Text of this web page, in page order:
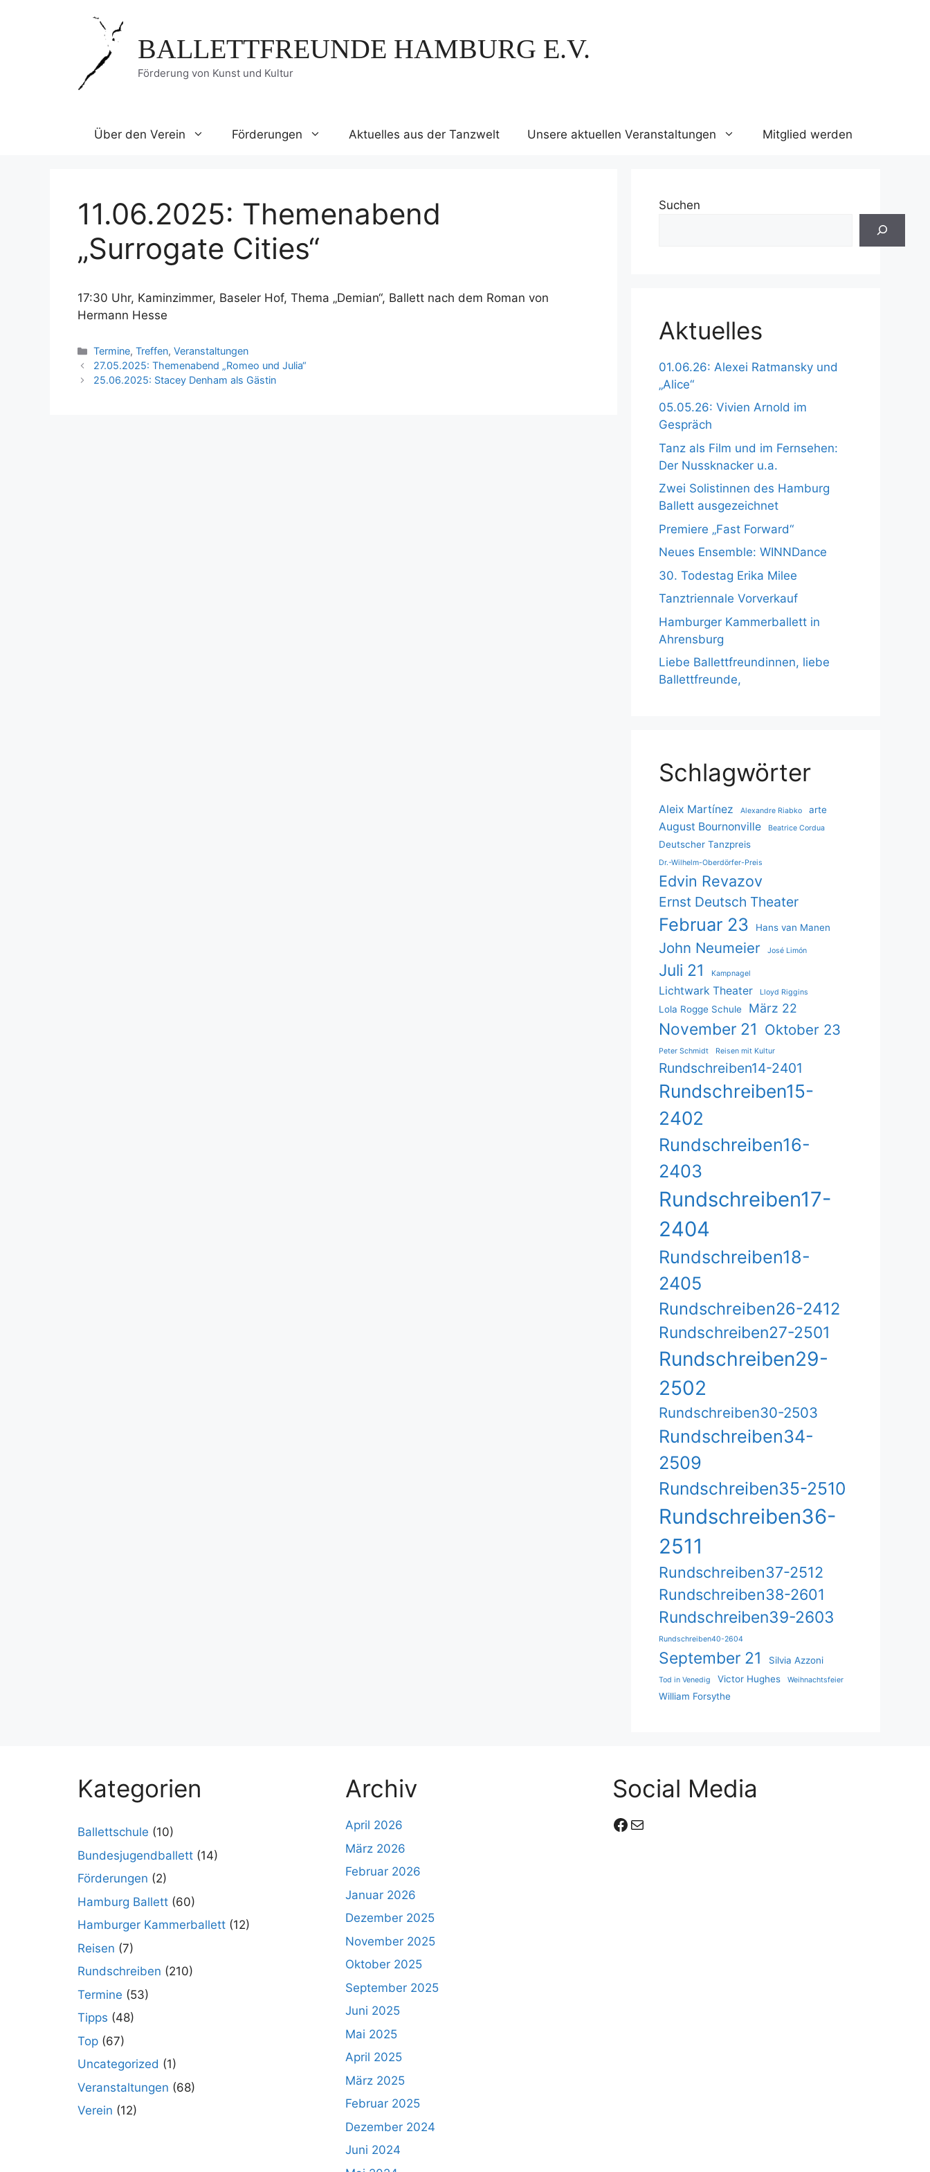
BALLETTFREUNDE HAMBURG E.V.
Förderung von Kunst und Kultur
Über den Verein Förderungen Aktuelles aus der Tanzwelt Unsere aktuellen Veranstaltungen Mitglied werden
11.06.2025: Themenabend
„Surrogate Cities“
17:30 Uhr, Kaminzimmer, Baseler Hof, Thema „Demian“, Ballett nach dem Roman von
Hermann Hesse
Kategorien
Termine,Treffen,Veranstaltungen
27.05.2025: Themenabend „Romeo und Julia“
25.06.2025: Stacey Denham als Gästin
Suchen
Aktuelles
01.06.26: Alexei Ratmansky und
„Alice“
05.05.26: Vivien Arnold im
Gespräch
Tanz als Film und im Fernsehen:
Der Nussknacker u.a.
Zwei Solistinnen des Hamburg
Ballett ausgezeichnet
Premiere „Fast Forward“
Neues Ensemble: WINNDance
30. Todestag Erika Milee
Tanztriennale Vorverkauf
Hamburger Kammerballett in
Ahrensburg
Liebe Ballettfreundinnen, liebe
Ballettfreunde,
Schlagwörter
Aleix Martínez Alexandre Riabko arte
August Bournonville Beatrice Cordua
Deutscher Tanzpreis
Dr.-Wilhelm-Oberdörfer-Preis
Edvin Revazov
Ernst Deutsch Theater
Februar 23 Hans van Manen
John Neumeier José Limón
Juli 21 Kampnagel
Lichtwark Theater Lloyd Riggins
Lola Rogge Schule März 22
November 21 Oktober 23
Peter Schmidt Reisen mit Kultur
Rundschreiben14-2401
Rundschreiben15-
2402
Rundschreiben16-
2403
Rundschreiben17-
2404
Rundschreiben18-
2405
Rundschreiben26-2412
Rundschreiben27-2501
Rundschreiben29-
2502
Rundschreiben30-2503
Rundschreiben34-
2509
Rundschreiben35-2510
Rundschreiben36-
2511
Rundschreiben37-2512
Rundschreiben38-2601
Rundschreiben39-2603
Rundschreiben40-2604
September 21 Silvia Azzoni
Tod in Venedig Victor Hughes Weihnachtsfeier
William Forsythe
Kategorien
Ballettschule (10)
Bundesjugendballett (14)
Förderungen (2)
Hamburg Ballett (60)
Hamburger Kammerballett (12)
Reisen (7)
Rundschreiben (210)
Termine (53)
Tipps (48)
Top (67)
Uncategorized (1)
Veranstaltungen (68)
Verein (12)
Archiv
April 2026
März 2026
Februar 2026
Januar 2026
Dezember 2025
November 2025
Oktober 2025
September 2025
Juni 2025
Mai 2025
April 2025
März 2025
Februar 2025
Dezember 2024
Juni 2024
Social Media
Facebook
E-Mail